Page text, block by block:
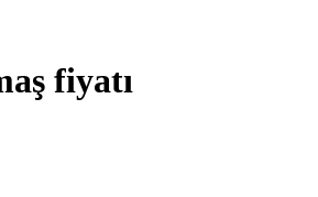
fiyatı